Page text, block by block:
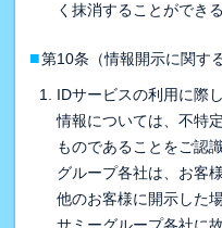
く抹消することができ
■第10条（情報開示に関す
IDサービスの利用に際
情報については、不特
ものであることをご認
グループ各社は、お客
他のお客様に開示した